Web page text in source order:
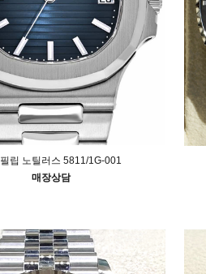
립 노틸러스 5811/1G-001
매장상담